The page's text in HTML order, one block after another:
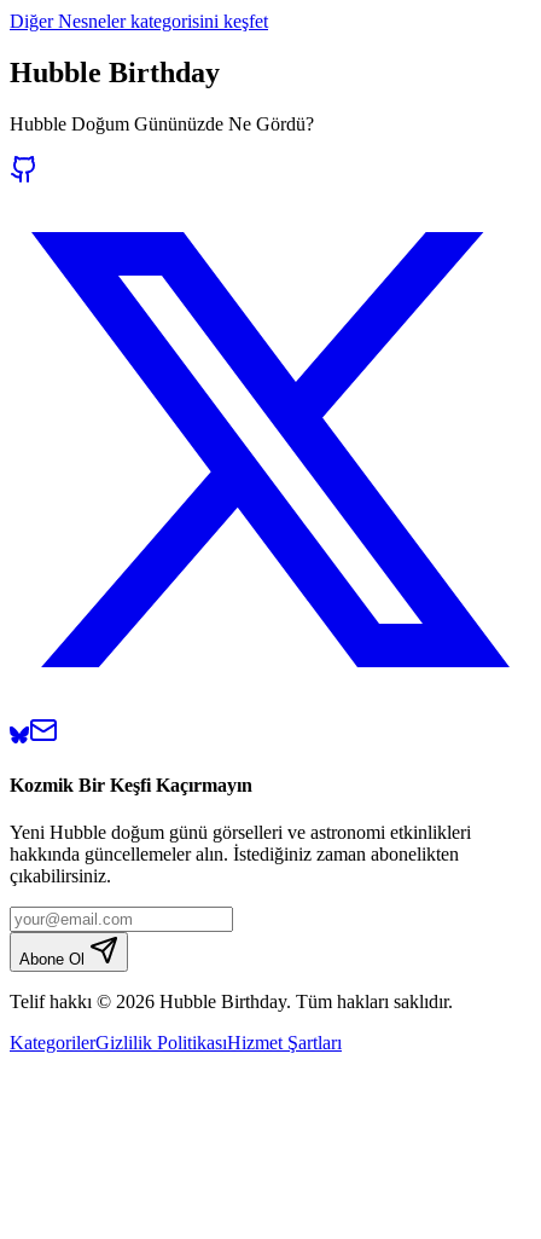
Diğer Nesneler kategorisini keşfet
Hubble Birthday
Hubble Doğum Gününüzde Ne Gördü?
Kozmik Bir Keşfi Kaçırmayın
Yeni Hubble doğum günü görselleri ve astronomi etkinlikleri
hakkında güncellemeler alın. İstediğiniz zaman abonelikten
çıkabilirsiniz.
Abone Ol
Telif hakkı © 2026 Hubble Birthday. Tüm hakları saklıdır.
KategorilerGizlilik PolitikasıHizmet Şartları